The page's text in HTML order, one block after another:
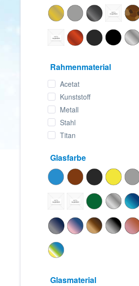
Rahmenmaterial
Acetat
Kunststoff
Metall
Stahl
Titan
Glasfarbe
Glasmaterial